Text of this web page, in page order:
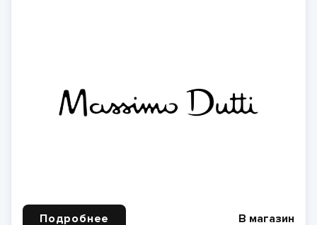
Подробнее В магазин